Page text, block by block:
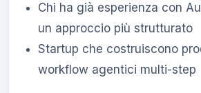
Chi ha già esperienza con
un approccio più strutturato
Startup che costruiscono
workflow agentici multi-step